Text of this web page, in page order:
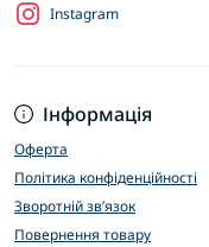
Інформація
Оферта
Політика конфіденційності
Зворотній зв’язок
Повернення товару
Instagram